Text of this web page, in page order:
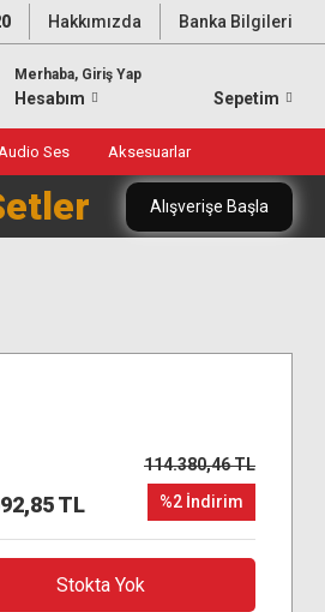
Hakkımızda Banka Bilgileri
Merhaba, Giriş Yap
Hesabım Sepetim
Ses Aksesuarlar
Alışverişe Başla
TL
114.380,46 TL
%2 İndirim
Stokta Yok